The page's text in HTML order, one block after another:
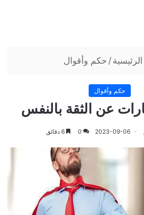
الرئيسية/ حكم وأقوال
حكم وأقوال
عن الثقة بالنفس
2023-09-06
0 6 دقائق